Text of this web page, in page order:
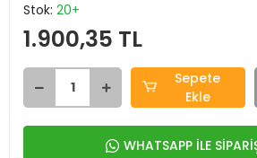
Stok: 20+
1.900,35 TL
Sepete
Ekle
WHATSAPP İLE